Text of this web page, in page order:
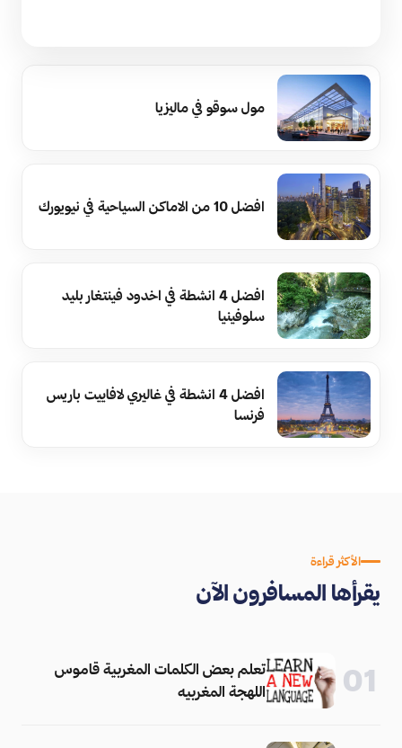
مول سوقو في ماليزيا
افضل 10 من الاماكن السياحية في نيويورك
افضل 4 انشطة في اخدود فينتغار بليد
سلوفينيا
افضل 4 انشطة في غاليري لافاييت باريس
فرنسا
الأكثر قراءة
يقرأها المسافرون الآن
01
تعلم بعض الكلمات المغربية قاموس
اللهجة المغربيه